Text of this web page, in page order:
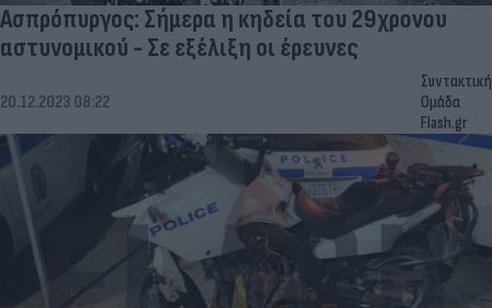
Ασπρόπυργος: Σήμερα η κηδεία του 29χρονου
αστυνομικού - Σε εξέλιξη οι έρευνες
20.12.2023 08:22
Συντακτική
Ομάδα
Flash.gr